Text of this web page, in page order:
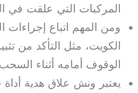
المركبات التي علقت في
ومن المهم اتباع
الكويت، مثل التأكد من
الوقوف أمامه أثناء
يعتبر ونش علاق هدية